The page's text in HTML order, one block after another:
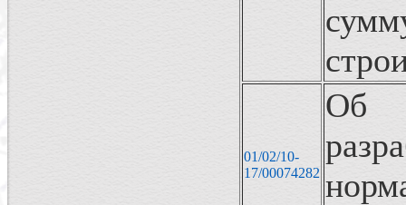
01/02/10-
17/00074282
Об